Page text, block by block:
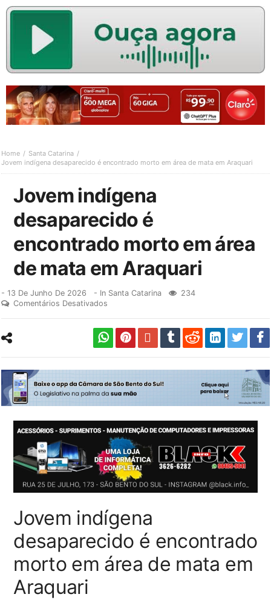
Home
Santa Catarina
Jovem indígena desaparecido é encontrado morto em área de mata em Araquari
Jovem indígena
desaparecido é
encontrado morto em área
de mata em Araquari
-13 De Junho De 2026 - In Santa Catarina
234
Comentários Desativados
Jovem indígena
desaparecido é encontrado
morto em área de mata em
Araquari